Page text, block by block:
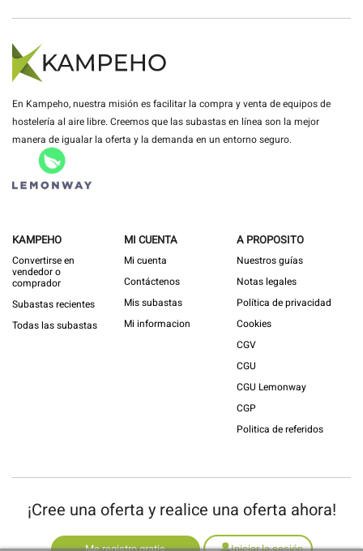
En Kampeho, nuestra misión es facilitar la compra y venta de equipos de
hostelería al aire libre. Creemos que las subastas en línea son la mejor
manera de igualar la oferta y la demanda en un entorno seguro.
KAMPEHO
Convertirse en
vendedor o
comprador
Subastas recientes
Todas las subastas
MI CUENTA
Mi cuenta
Contáctenos
Mis subastas
Mi informacion
A PROPOSITO
Nuestros guías
Notas legales
Política de privacidad
Cookies
CGV
CGU
CGU Lemonway
CGP
Politica de referidos
¡Cree una oferta y realice una oferta ahora!